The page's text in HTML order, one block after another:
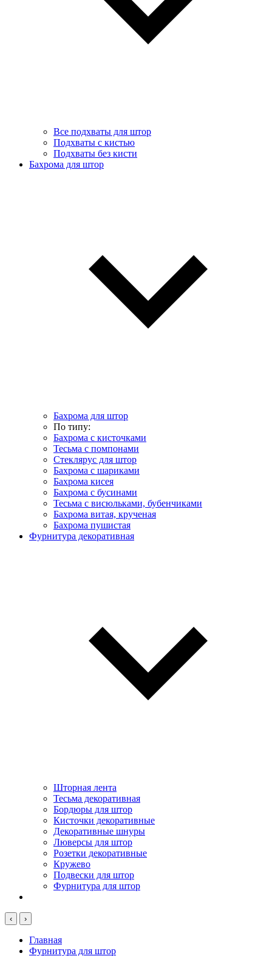
Все подхваты для штор
Подхваты с кистью
Подхваты без кисти
Бахрома для штор
Бахрома для штор
По типу:
Бахрома с кисточками
Тесьма с помпонами
Стеклярус для штор
Бахрома с шариками
Бахрома кисея
Бахрома с бусинами
Тесьма с висюльками, бубенчиками
Бахрома витая, крученая
Бахрома пушистая
Фурнитура декоративная
Шторная лента
Тесьма декоративная
Бордюры для штор
Кисточки декоративные
Декоративные шнуры
Люверсы для штор
Розетки декоративные
Кружево
Подвески для штор
Фурнитура для штор
‹ ›
Главная
Фурнитура для штор